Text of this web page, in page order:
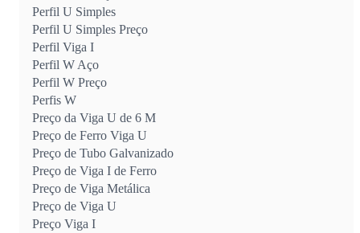
Perfil U Simples
Perfil U Simples Preço
Perfil Viga I
Perfil W Aço
Perfil W Preço
Perfis W
Preço da Viga U de 6 M
Preço de Ferro Viga U
Preço de Tubo Galvanizado
Preço de Viga I de Ferro
Preço de Viga Metálica
Preço de Viga U
Preço Viga I